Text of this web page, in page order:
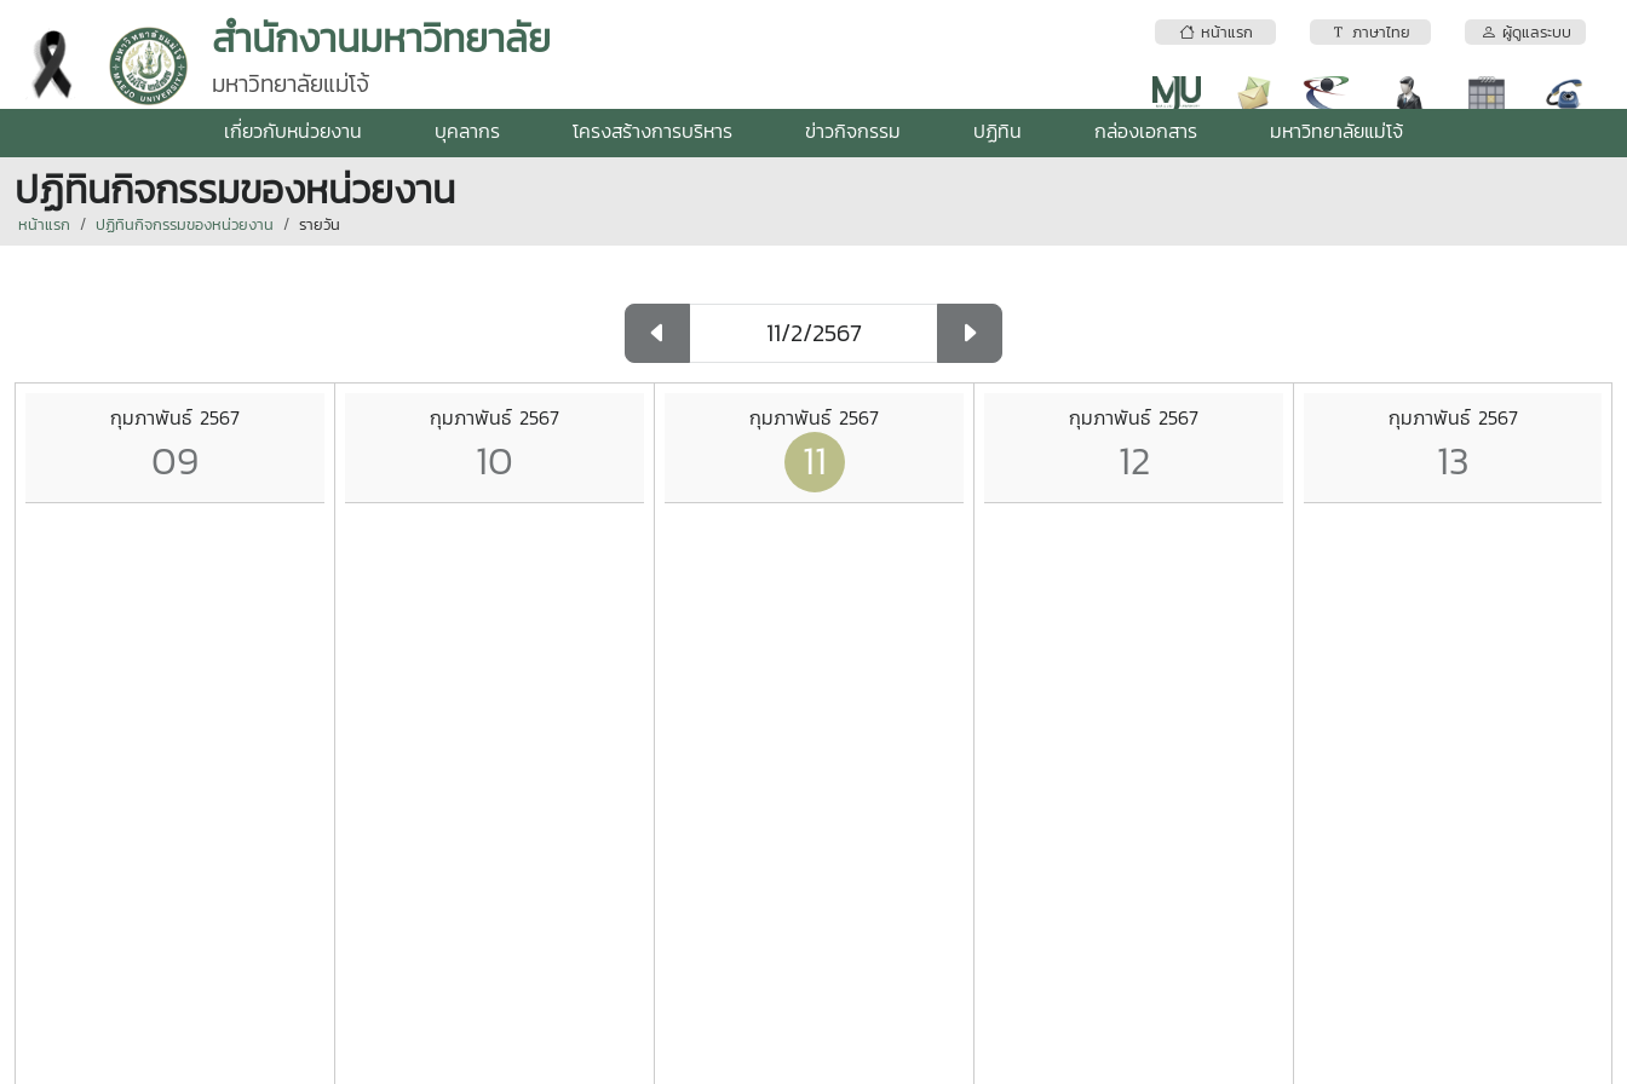
หน้าแรก ภาษาไทย ผู้ดูแลระบบ
สำนักงานมหาวิทยาลัย
มหาวิทยาลัยแม่โจ้
เกี่ยวกับหน่วยงาน บุคลากร โครงสร้างการบริหาร ข่าวกิจกรรม ปฏิทิน กล่องเอกสาร มหาวิทยาลัยแม่โจ้
ปฏิทินกิจกรรมของหน่วยงาน
หน้าแรก ปฏิทินกิจกรรมของหน่วยงาน รายวัน
กุมภาพันธ์ 2567
09
กุมภาพันธ์ 2567
10
กุมภาพันธ์ 2567
11
กุมภาพันธ์ 2567
12
กุมภาพันธ์ 2567
13